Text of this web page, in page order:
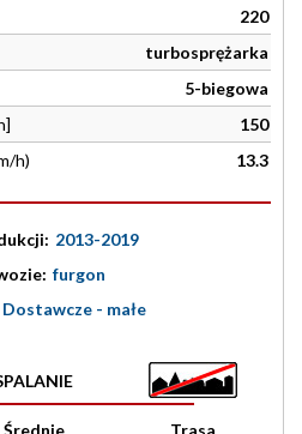
220
turbosprężarka
5-biegowa
150
h)
13.3
2013-2019
furgon
Dostawcze - małe
Średnie Trasa